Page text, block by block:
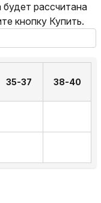
рассчитана
кнопку Купить.
35-37 38-40